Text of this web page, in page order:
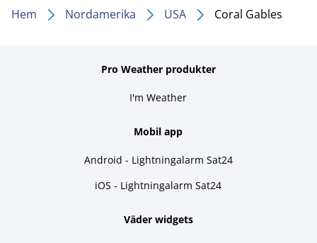
Hem Nordamerika USA Coral Gables
Pro Weather produkter
I'm Weather
Mobil app
Android - Lightningalarm Sat24
iOS - Lightningalarm Sat24
Väder widgets